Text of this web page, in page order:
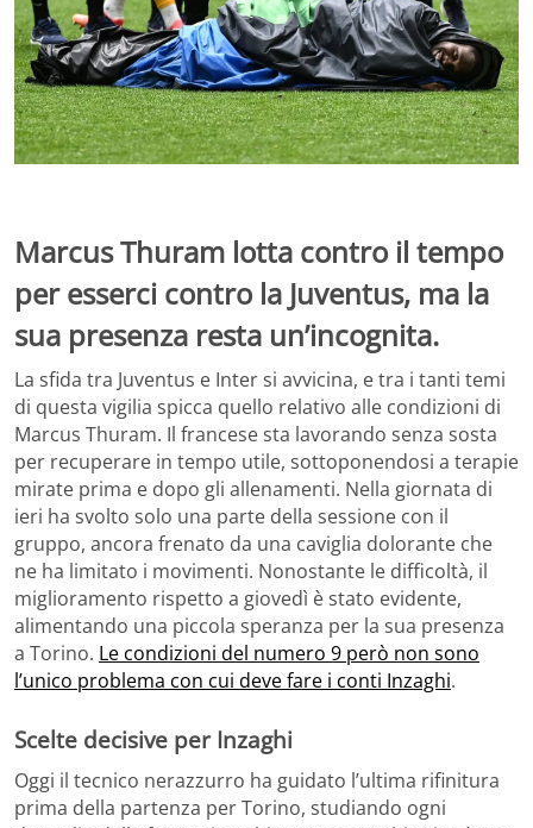
Marcus Thuram lotta contro il tempo
per esserci contro la Juventus, ma la
sua presenza resta un’incognita.
La sfida tra Juventus e Inter si avvicina, e tra i tanti temi
di questa vigilia spicca quello relativo alle condizioni di
Marcus Thuram. Il francese sta lavorando senza sosta
per recuperare in tempo utile, sottoponendosi a terapie
mirate prima e dopo gli allenamenti. Nella giornata di
ieri ha svolto solo una parte della sessione con il
gruppo, ancora frenato da una caviglia dolorante che
ne ha limitato i movimenti. Nonostante le difficoltà, il
miglioramento rispetto a giovedì è stato evidente,
alimentando una piccola speranza per la sua presenza
a Torino. Le condizioni del numero 9 però non sono
l’unico problema con cui deve fare i conti Inzaghi.
Scelte decisive per Inzaghi
Oggi il tecnico nerazzurro ha guidato l’ultima rifinitura
prima della partenza per Torino, studiando ogni